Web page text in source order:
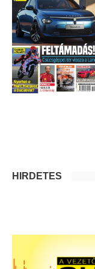
HIRDETÉS